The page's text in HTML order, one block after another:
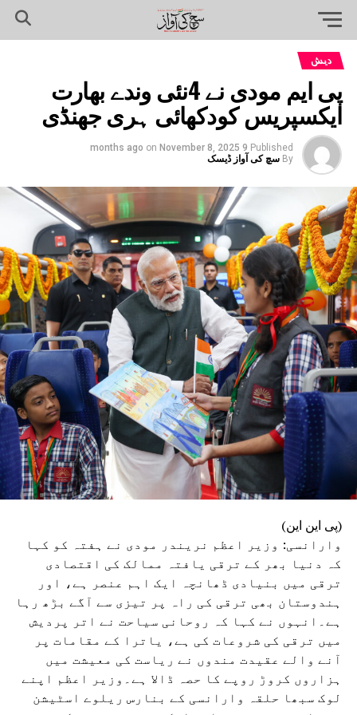
دیش
پی ایم مودی نے 4نئی وندے بھارت
ایکسپریس کودکھائی ہری جھنڈی
Published
9 months ago
on November 8, 2025
By سچ کی آواز ڈیسک
(پی این این)
وارانسی: وزیر اعظم نریندر مودی نے ہفتہ کو کہا
کہ دنیا بھر کے ترقی یافتہ ممالک کی اقتصادی
ترقی میں بنیادی ڈھانچہ ایک اہم عنصر ہے، اور
ہندوستان بھی ترقی کی راہ پر تیزی سے آگے بڑھ رہا
ہے۔انہوں نے کہا کہ روحانی سیاحت نے اتر پردیش
میں ترقی کی شروعات کی ہے، یاترا کے مقامات پر
آنے والے عقیدت مندوں نے ریاست کی معیشت میں
ہزاروں کروڑ روپے کا حصہ ڈالا ہے۔وزیر اعظم اپنے
لوک سبھا حلقہ وارانسی کے بنارس ریلوے اسٹیشن